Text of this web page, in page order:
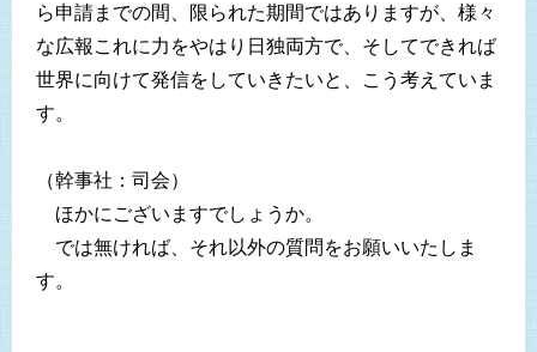
ら申請までの間、限られた期間ではありますが、様々
な広報これに力をやはり日独両方で、そしてできれば
世界に向けて発信をしていきたいと、こう考えていま
す。
（幹事社：司会）
ほかにございますでしょうか。
では無ければ、それ以外の質問をお願いいたしま
す。